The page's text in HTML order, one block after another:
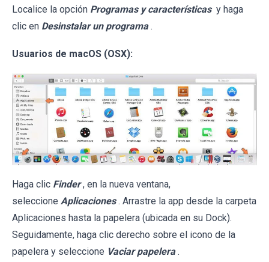
Localice la opción Programas y características y haga
clic en Desinstalar un programa .
Usuarios de macOS (OSX):
Haga clic Finder , en la nueva ventana,
seleccione Aplicaciones . Arrastre la app desde la carpeta
Aplicaciones hasta la papelera (ubicada en su Dock).
Seguidamente, haga clic derecho sobre el icono de la
papelera y seleccione Vaciar papelera .